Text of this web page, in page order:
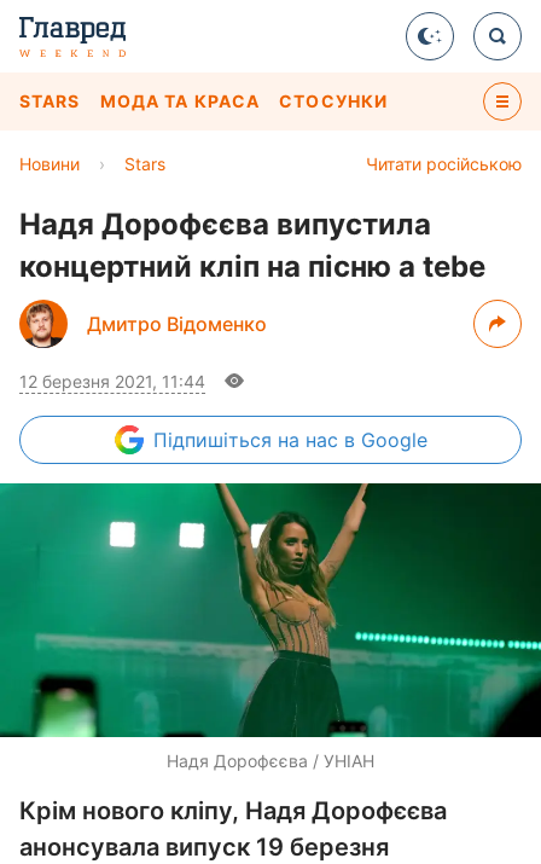
STARS МОДА ТА КРАСА СТОСУНКИ
Читати російською
Новини › Stars
Надя Дорофєєва випустила
концертний кліп на пісню а tebe
Дмитро Відоменко
12 березня 2021, 11:44
Підпишіться на нас в Google
Надя Дорофєєва / УНІАН
Крім нового кліпу, Надя Дорофєєва
анонсувала випуск 19 березня